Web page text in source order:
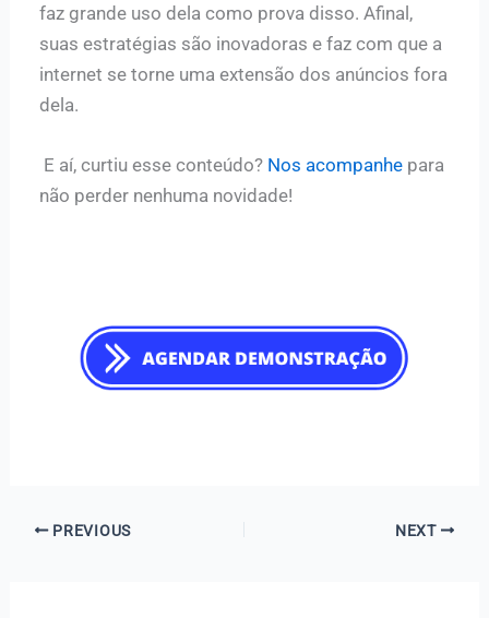
faz grande uso dela como prova disso. Afinal,
suas estratégias são inovadoras e faz com que a
internet se torne uma extensão dos anúncios fora
dela.
E aí, curtiu esse conteúdo? Nos acompanhe para
não perder nenhuma novidade!
PREVIOUS NEXT